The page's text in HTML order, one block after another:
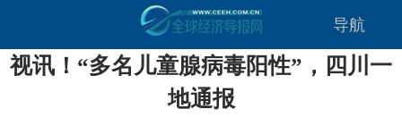
导航
视讯！“多名儿童腺病毒阳性”，四川一
地通报